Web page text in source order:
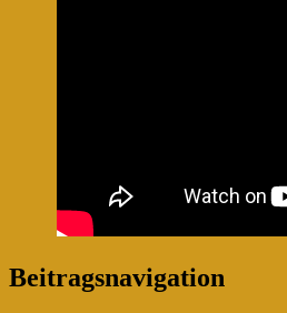
Beitragsnavigation